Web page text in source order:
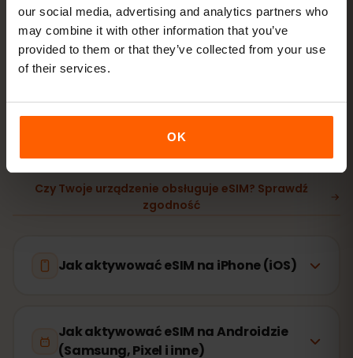
our social media, advertising and analytics partners who
may combine it with other information that you’ve
provided to them or that they’ve collected from your use
of their services.
OK
Wejdź do sieci włącz roaming danych w
Bahrajn
→ Sieć komórkowa → Dodaj eSIM, AndroidSieć i
. Ważność pakietu liczy się od
Czy Twoje urządzenie obsługuje eSIM? Sprawdź
zgodność
Jak aktywować eSIM na iPhone (iOS)
Jak aktywować eSIM na Androidzie
(Samsung, Pixel i inne)